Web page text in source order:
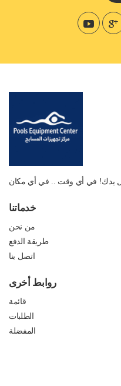
يدك! في أي وقت .. في أي مكان
خدماتنا
من نحن
طريقة الدفع
اتصل بنا
روابط أخرى
قائمة
الطلبات
المفضلة